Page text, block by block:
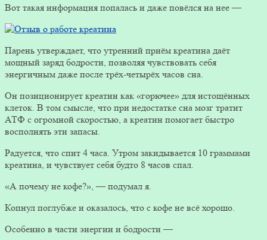
Вот такая информация попалась и даже повёлся на нее —
Парень утверждает, что утренний приём креатина даёт
мощный заряд бодрости, позволяя чувствовать себя
энергичным даже после трёх-четырёх часов сна.
Он позиционирует креатин как «горючее» для истощённых
клеток. В том смысле, что при недостатке сна мозг тратит
АТФ с огромной скоростью, а креатин помогает быстро
восполнять эти запасы.
Радуется, что спит 4 часа. Утром закидывается 10 граммами
креатина, и чувствует себя будто 8 часов спал.
«А почему не кофе?», — подумал я.
Копнул поглубже и оказалось, что с кофе не всё хорошо.
Особенно в части энергии и бодрости —